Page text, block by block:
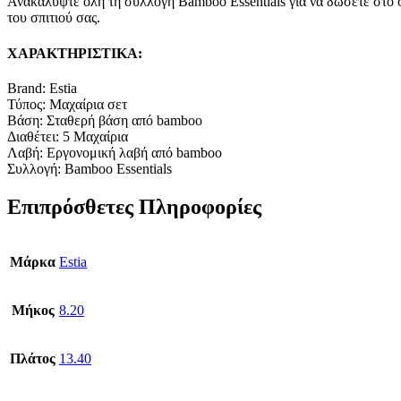
του σπιτιού σας.
ΧΑΡΑΚΤΗΡΙΣΤΙΚΑ:
Brand: Estia
Τύπος: Μαχαίρια σετ
Βάση: Σταθερή βάση από bamboo
Διαθέτει: 5 Μαχαίρια
Λαβή: Εργονομική λαβή από bamboo
Συλλογή: Bamboo Essentials
Επιπρόσθετες Πληροφορίες
Μάρκα Estia
Μήκος 8.20
Πλάτος 13.40